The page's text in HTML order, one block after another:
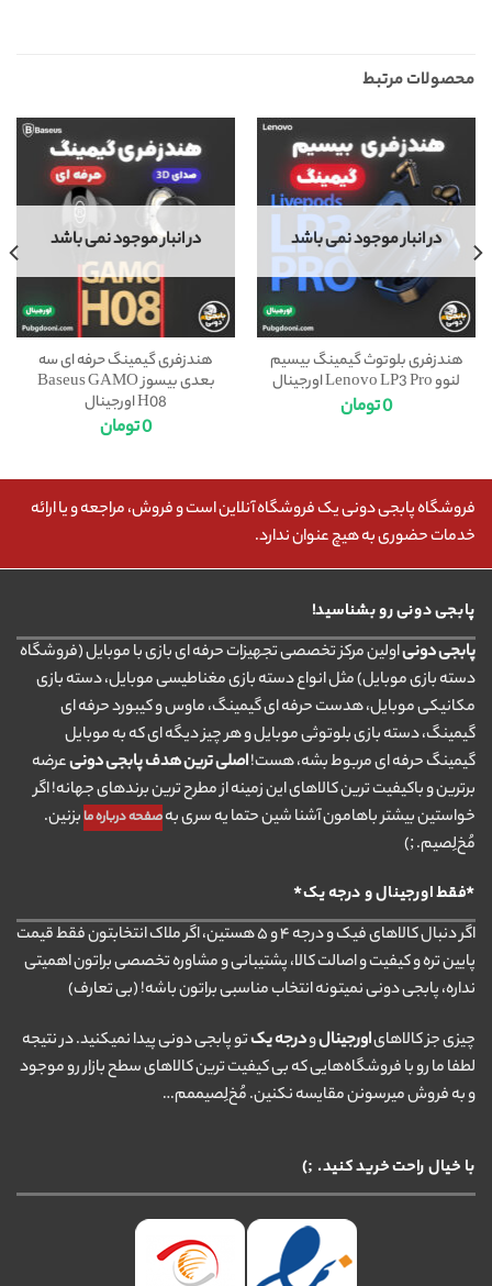
محصولات مرتبط
در انبار موجود نمی باشد
هندزفری بلوتوث گیمینگ بیسیم
لنوو Lenovo LP3 Pro اورجینال
0تومان
در انبار موجود نمی باشد
هندزفری گیمینگ حرفه ای سه
بعدی بیسوز Baseus GAMO
H08 اورجینال
0تومان
فروشگاه پابجی دونی یک فروشگاه آنلاین است و فروش، مراجعه و یا ارائه
خدمات حضوری به هیچ عنوان ندارد.
پابجی دونی رو بشناسید!
پابجی دونیاولین مرکز تخصصی تجهیزات حرفه ای بازی با موبایل (فروشگاه
دسته بازی موبایل) مثل انواع دسته بازی مغناطیسی موبایل، دسته بازی
مکانیکی موبایل، هدست حرفه ای گیمینگ، ماوس و کیبورد حرفه ای
گیمینگ، دسته بازی بلوتوثی موبایل و هر چیز دیگه ای که به موبایل
گیمینگ حرفه ای مربوط بشه، هست!اصلی ترین هدف پابجی دونیعرضه
برترین و باکیفیت ترین کالاهای این زمینه از مطرح ترین برندهای جهانه! اگر
خواستین بیشتر باهامون آشنا شین حتما یه سری بهصفحه درباره ما بزنین.
مُخ‌لِصیم. ;)
*فقط اورجینال و درجه یک*
اگر دنبال کالاهای فیک و درجه ۴ و ۵ هستین، اگر ملاک انتخابتون فقط قیمت
پایین تره و کیفیت و اصالت کالا، پشتیبانی و مشاوره تخصصی براتون اهمیتی
نداره، پابجی دونی نمیتونه انتخاب مناسبی براتون باشه! (بی تعارف)
چیزی جز کالاهایاورجینالودرجه یکتو پابجی دونی پیدا نمیکنید. در نتیجه
لطفا ما رو با فروشگاه‌هایی که بی کیفیت ترین کالاهای سطح بازار رو موجود
و به فروش میرسونن مقایسه نکنین. مُخ‌لِصیممم…
با خیال راحت خرید کنید. ;)